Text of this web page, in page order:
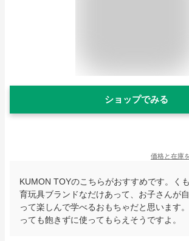
ショップでみる
価格と在庫
KUMON TOYのこちらがおすすめです。く
育玩具ブランドなだけあって、お子さんが
って楽しんで学べるおもちゃだと思います
っても飽きずに使ってもらえそうですよ。